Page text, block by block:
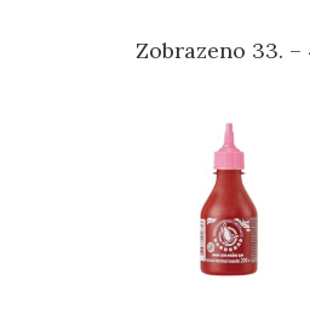
Zobrazeno 33. –